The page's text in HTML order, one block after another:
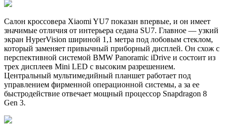
Салон кроссовера Xiaomi YU7 показан впервые, и он имеет
значимые отличия от интерьера седана SU7. Главное — узкий
экран HyperVision шириной 1,1 метра под лобовым стеклом,
который заменяет привычный приборный дисплей. Он схож с
перспективной системой BMW Panoramic iDrive и состоит из
трех дисплеев Mini LED с высоким разрешением.
Центральный мультимедийный планшет работает под
управлением фирменной операционной системы, а за ее
быстродействие отвечает мощный процессор Snapdragon 8
Gen 3.